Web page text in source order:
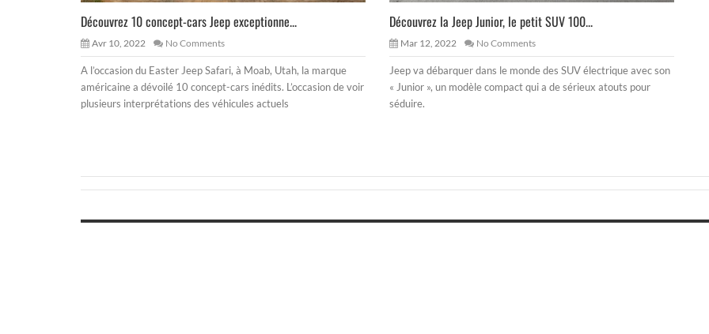
Découvrez 10 concept-cars Jeep exceptionne...
Avr 10, 2022 No Comments
A l’occasion du Easter Jeep Safari, à Moab, Utah, la marque
américaine a dévoilé 10 concept-cars inédits. L’occasion de voir
plusieurs interprétations des véhicules actuels
Découvrez la Jeep Junior, le petit SUV 100...
Mar 12, 2022 No Comments
Jeep va débarquer dans le monde des SUV électrique avec son
« Junior », un modèle compact qui a de sérieux atouts pour
séduire.